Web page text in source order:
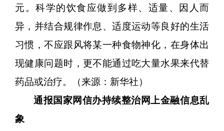
元。科学的饮食应做到多样、适量、因人而
异，并结合规律作息、适度运动等良好的生活
习惯，不应跟风将某一种食物神化，在身体出
现健康问题时，更不能通过吃大量水果来代替
药品或治疗。（来源：新华社）
通报国家网信办持续整治网上金融信息乱
象